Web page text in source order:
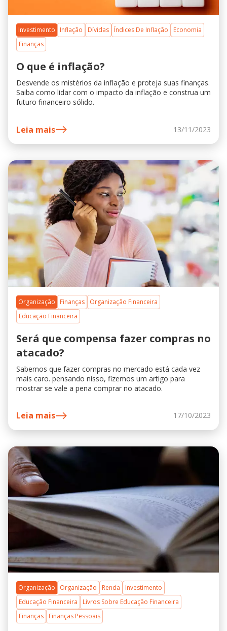
Investimento Inflação Dívidas Índices De Inflação
Economia
Finanças
O que é inflação?
Desvende os mistérios da inflação e proteja suas finanças.
Saiba como lidar com o impacto da inflação e construa um
futuro financeiro sólido.
Leia mais 13/11/2023
Organização Finanças
Organização Financeira
Educação Financeira
Será que compensa fazer compras no
atacado?
Sabemos que fazer compras no mercado está cada vez
mais caro. pensando nisso, fizemos um artigo para
mostrar se vale a pena comprar no atacado.
Leia mais 17/10/2023
Organização Organização Renda
Investimento
Educação Financeira
Livros Sobre Educação Financeira
Finanças
Finanças Pessoais